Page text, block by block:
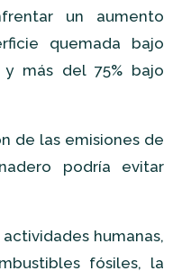
un aumento
quemada bajo
y más del 75% bajo
de las emisiones de
podría evitar
humanas,
fósiles, la